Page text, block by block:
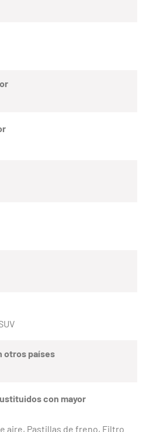
otros países
con mayor
aire, Pastillas de freno, Filtro